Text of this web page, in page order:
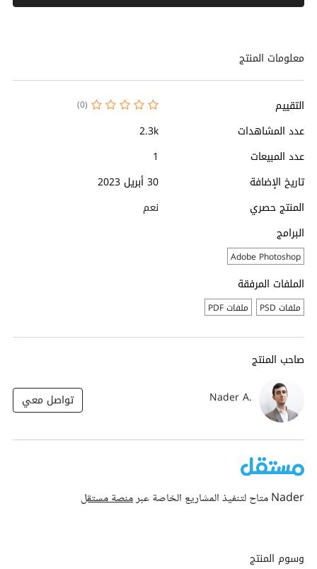
معلومات المنتج
التقييم (0)
عدد المشاهدات
2.3k
عدد المبيعات
1
تاريخ الإضافة
30 أبريل 2023
المنتج حصري
نعم
البرامج
Adobe Photoshop
الملفات المرفقة
ملفات PSD ملفات PDF
صاحب المنتج
Nader A.
تواصل معي
Nader متاح لتنفيذ المشاريع الخاصة عبر منصة مستقل
وسوم المنتج